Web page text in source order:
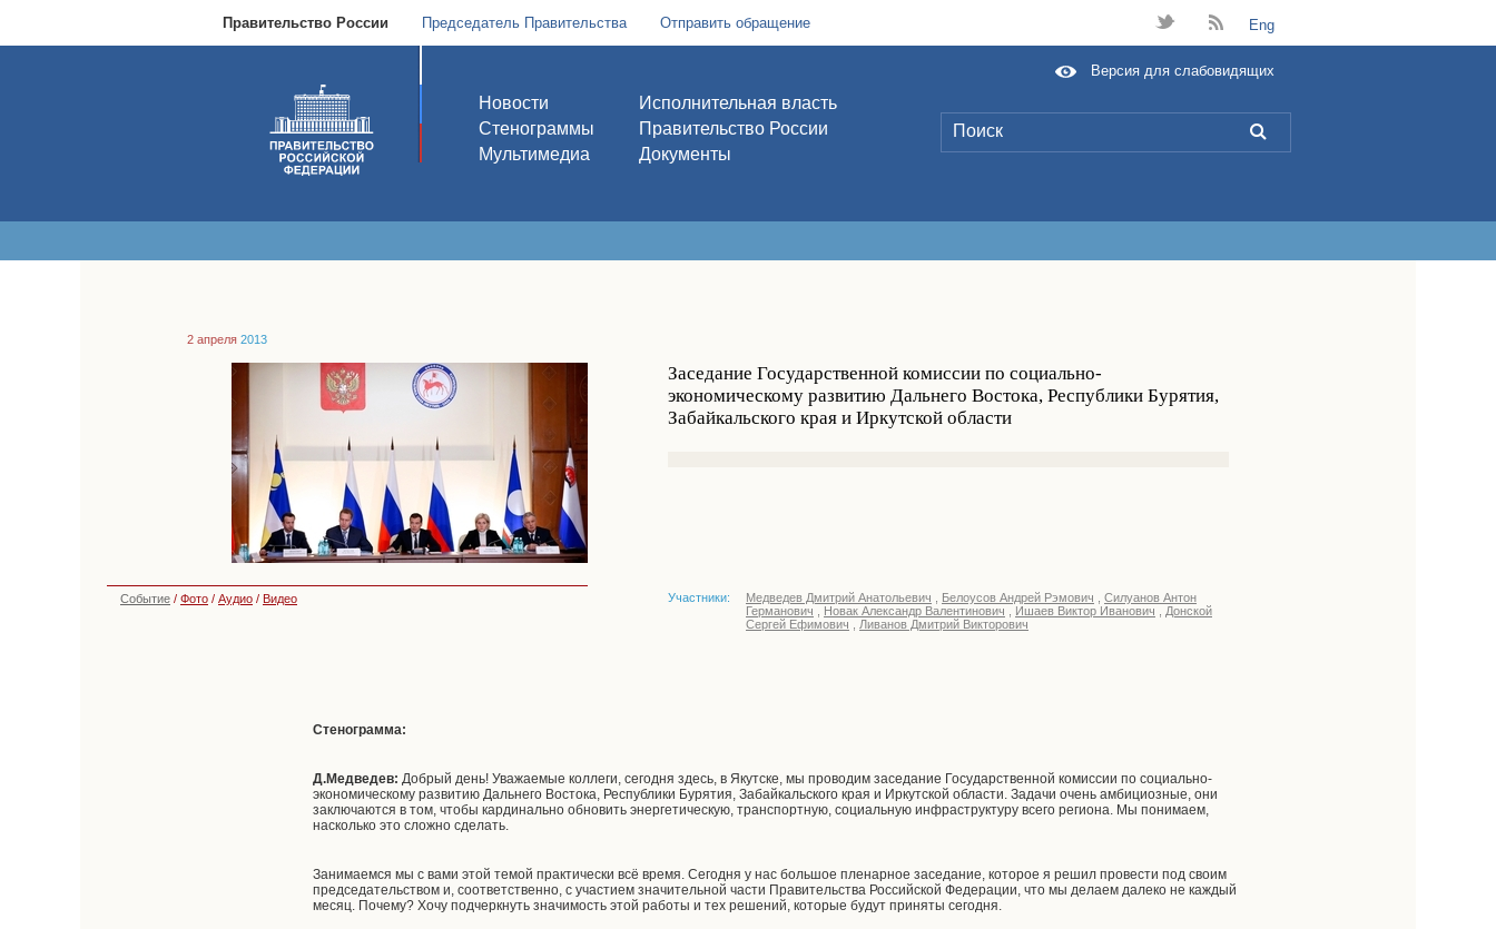
Правительство России Председатель Правительства Отправить обращение t B Eng
Новости
Стенограммы
Мультимедиа
Исполнительная власть
Правительство России
Документы
L
Версия для слабовидящих
2 апреля 2013
Заседание Государственной комиссии по социально-
экономическому развитию Дальнего Востока, Республики Бурятия,
Забайкальского края и Иркутской области
Событие / Фото / Аудио / Видео Участники: Медведев Дмитрий Анатольевич Белоусов Андрей Рэмович
Силуанов Антон
Германович
Новак Александр Валентинович Ишаев Виктор Иванович
Донской
Сергей Ефимович
Ливанов Дмитрий Викторович
Стенограмма:
Д.Медведев: Добрый день! Уважаемые коллеги, сегодня здесь, в Якутске, мы проводим заседание Государственной комиссии по социально-
экономическому развитию Дальнего Востока, Республики Бурятия, Забайкальского края и Иркутской области. Задачи очень амбициозные, они
заключаются в том, чтобы кардинально обновить энергетическую, транспортную, социальную инфраструктуру всего региона. Мы понимаем,
насколько это сложно сделать.
Занимаемся мы с вами этой темой практически всё время. Сегодня у нас большое пленарное заседание, которое я решил провести под своим
председательством и, соответственно, с участием значительной части Правительства Российской Федерации, что мы делаем далеко не каждый
месяц. Почему? Хочу подчеркнуть значимость этой работы и тех решений, которые будут приняты сегодня.